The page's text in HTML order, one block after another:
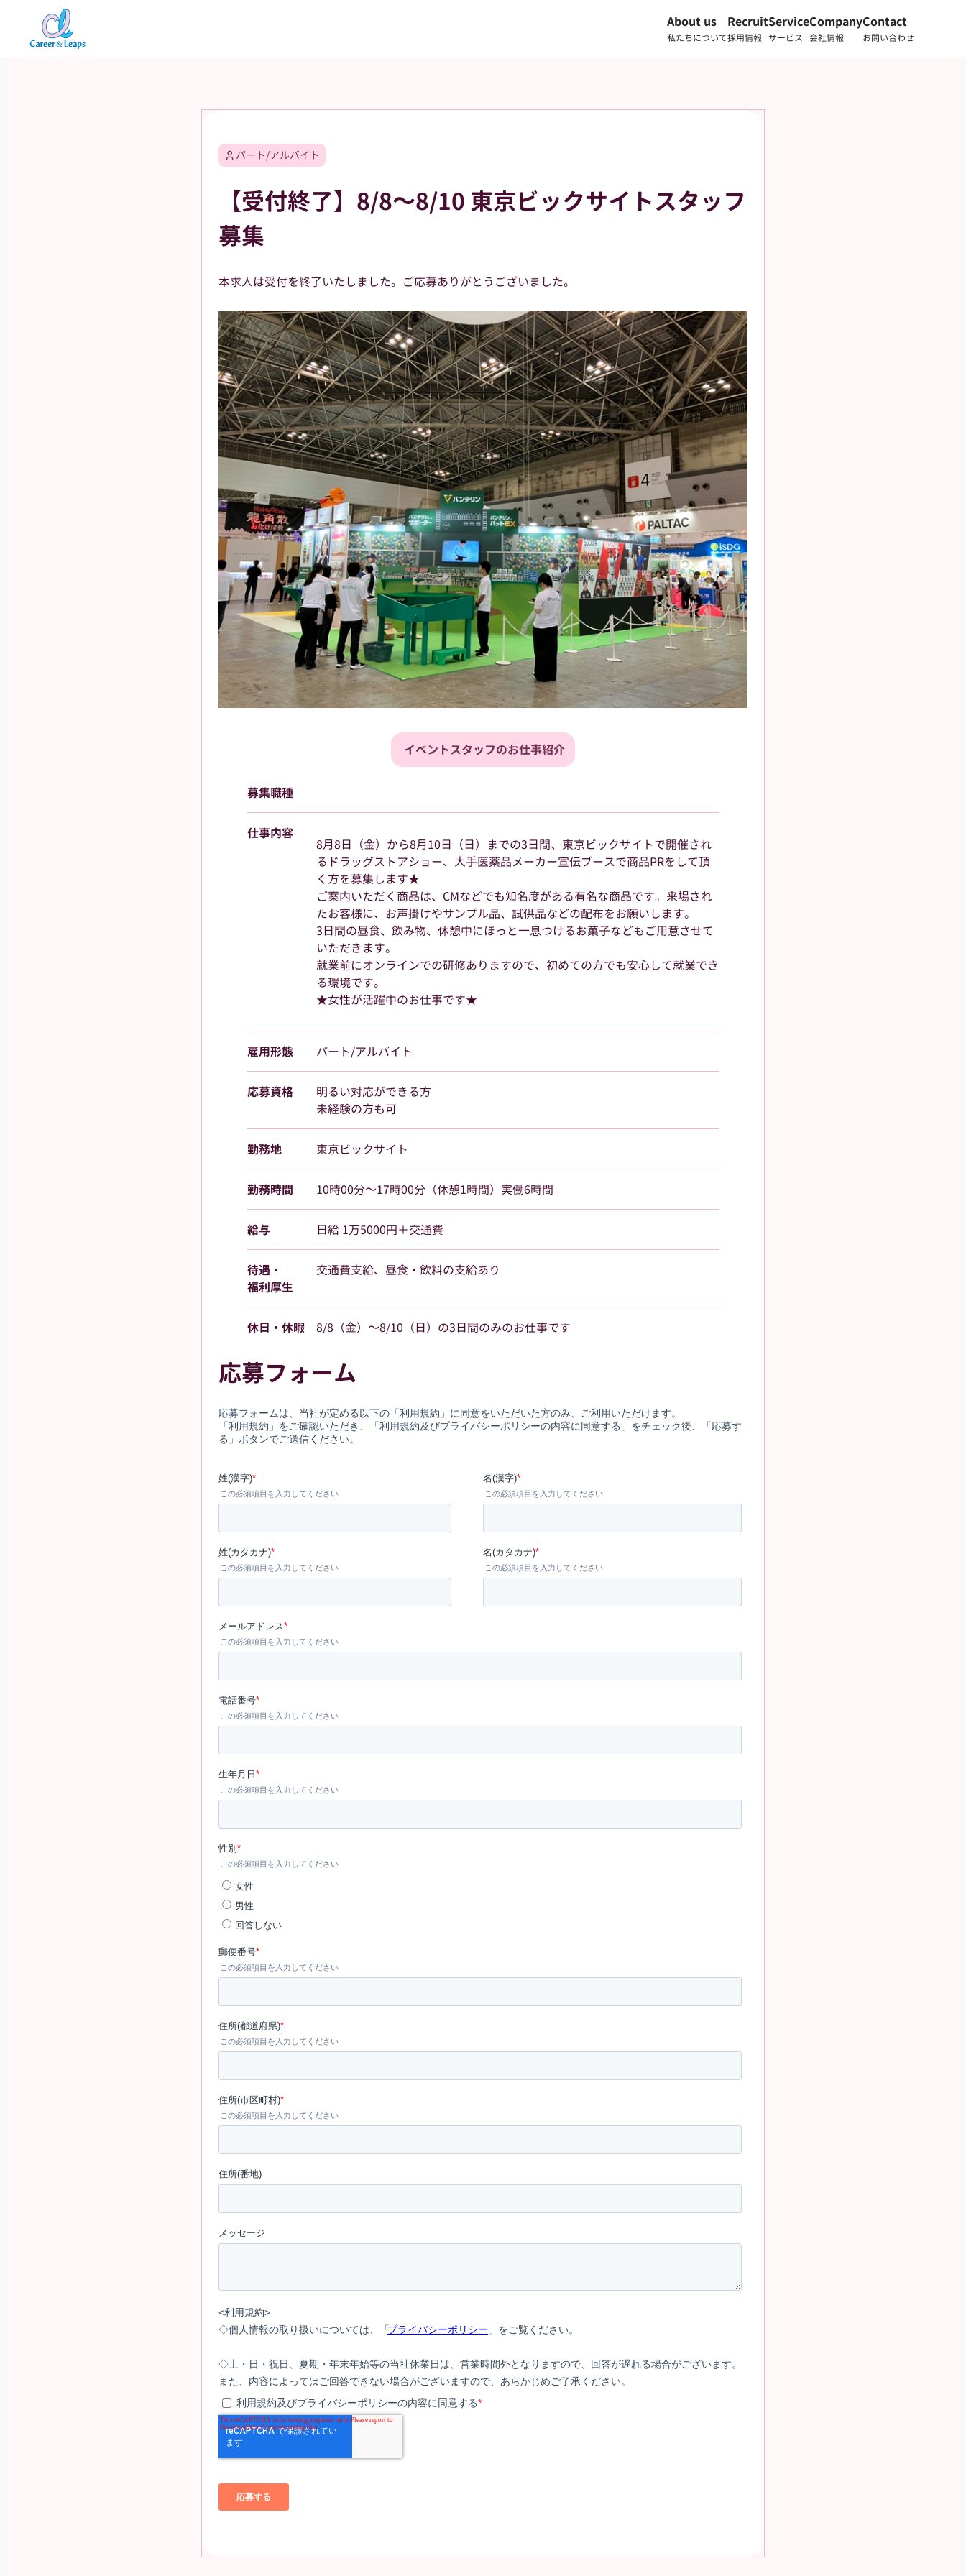
About us
私たちについて
Recruit
採用情報
Service
サービス
Company
会社情報
Contact
お問い合わせ
パート/アルバイト
【受付終了】8/8～8/10 東京ビックサイトスタッフ
募集
本求人は受付を終了いたしました。ご応募ありがとうございました。
イベントスタッフのお仕事紹介
募集職種
仕事内容
8月8日（金）から8月10日（日）までの3日間、東京ビックサイトで開催され
るドラッグストアショー、大手医薬品メーカー宣伝ブースで商品PRをして頂
く方を募集します★
ご案内いただく商品は、CMなどでも知名度がある有名な商品です。来場され
たお客様に、お声掛けやサンプル品、試供品などの配布をお願いします。
3日間の昼食、飲み物、休憩中にほっと一息つけるお菓子などもご用意させて
いただきます。
就業前にオンラインでの研修ありますので、初めての方でも安心して就業でき
る環境です。
★女性が活躍中のお仕事です★
雇用形態 パート/アルバイト
応募資格
明るい対応ができる方
未経験の方も可
勤務地 東京ビックサイト
勤務時間 10時00分～17時00分（休憩1時間）実働6時間
給与 日給 1万5000円＋交通費
待遇・
福利厚生
交通費支給、昼食・飲料の支給あり
休日・休暇 8/8（金）～8/10（日）の3日間のみのお仕事です
応募フォーム